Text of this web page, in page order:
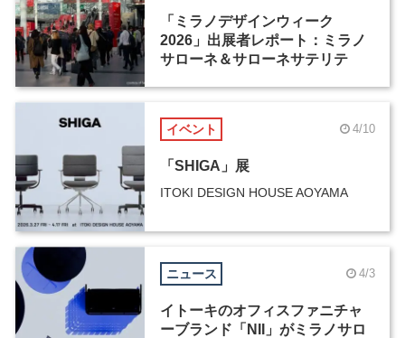
「ミラノデザインウィーク
2026」出展者レポート：ミラノ
サローネ＆サローネサテリテ
イベント 4/10
「SHIGA」展
ITOKI DESIGN HOUSE AOYAMA
ニュース 4/3
イトーキのオフィスファニチャ
ーブランド「NII」がミラノサロ